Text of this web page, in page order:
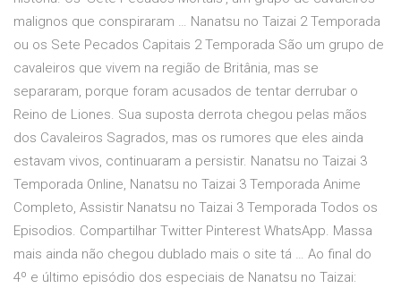
malignos que conspiraram … Nanatsu no Taizai 2 Temporada
ou os Sete Pecados Capitais 2 Temporada São um grupo de
cavaleiros que vivem na região de Britânia, mas se
separaram, porque foram acusados de tentar derrubar o
Reino de Liones. Sua suposta derrota chegou pelas mãos
dos Cavaleiros Sagrados, mas os rumores que eles ainda
estavam vivos, continuaram a persistir. Nanatsu no Taizai 3
Temporada Online, Nanatsu no Taizai 3 Temporada Anime
Completo, Assistir Nanatsu no Taizai 3 Temporada Todos os
Episodios. Compartilhar Twitter Pinterest WhatsApp. Massa
mais ainda não chegou dublado mais o site tá … Ao final do
4º e último episódio dos especiais de Nanatsu no Taizai: